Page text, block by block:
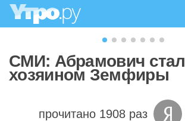
СМИ: Абрамович стал
хозяином Земфиры
прочитано 1908 раз